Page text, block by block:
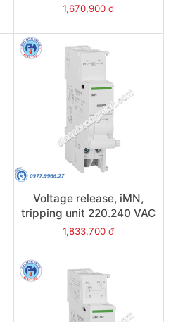
- Model A9A26963
1,670,900 đ
Voltage release, iMN,
tripping unit 220.240 VAC
- Model A9A26960
1,833,700 đ